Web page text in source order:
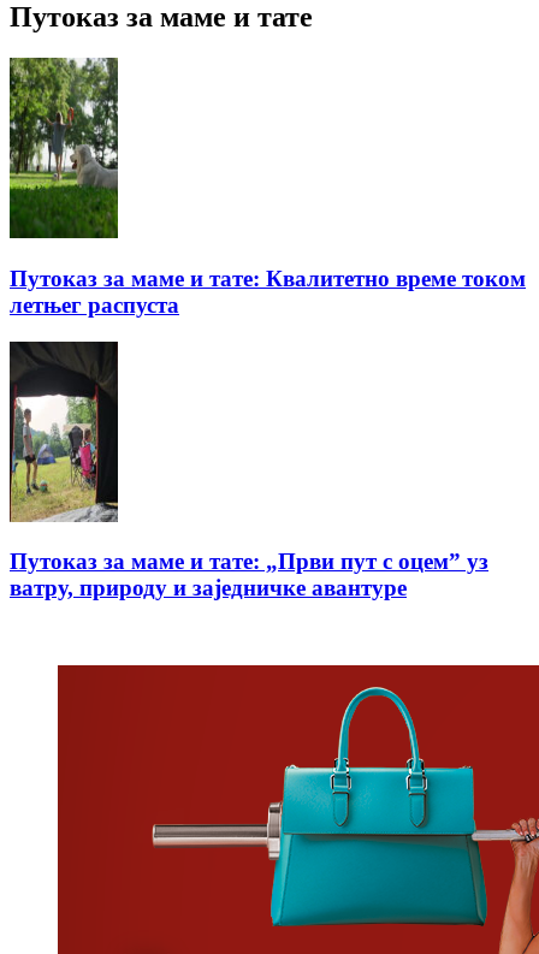
Путоказ за маме и тате
Путоказ за маме и тате: Квалитетно време током
летњег распуста
Путоказ за маме и тате: „Први пут с оцемˮ уз
ватру, природу и заједничке авантуре